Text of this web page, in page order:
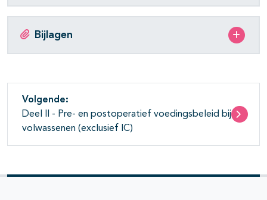
Bijlagen
Volgende:
Deel II - Pre- en postoperatief voedingsbeleid bij
volwassenen (exclusief IC)